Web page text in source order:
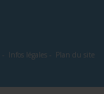
- Infos légales- Plan du site